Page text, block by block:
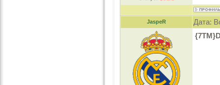
JaspeR Дата: